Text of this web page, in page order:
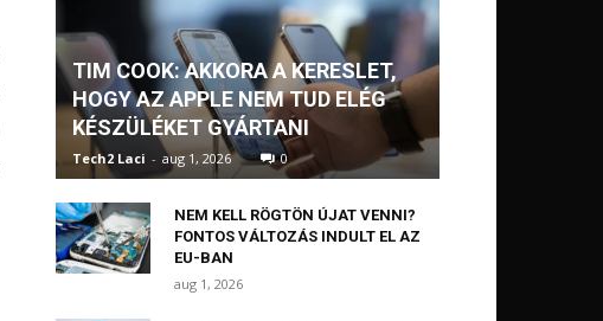
TIM COOK: AKKORA A KERESLET,
HOGY AZ APPLE NEM TUD ELÉG
KÉSZÜLÉKET GYÁRTANI
Tech2 Laci - aug 1, 2026 0
NEM KELL RÖGTÖN ÚJAT VENNI?
FONTOS VÁLTOZÁS INDULT EL AZ
EU-BAN
aug 1, 2026